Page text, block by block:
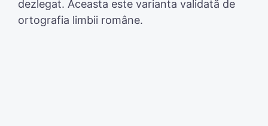
dezlegat. Aceasta este varianta validată de
ortografia limbii române.